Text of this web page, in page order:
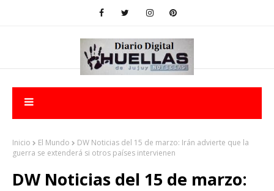
Inicio El Mundo
DW Noticias del 15 de marzo: Irán advierte que la
guerra se extenderá si otros países intervienen
DW Noticias del 15 de marzo: